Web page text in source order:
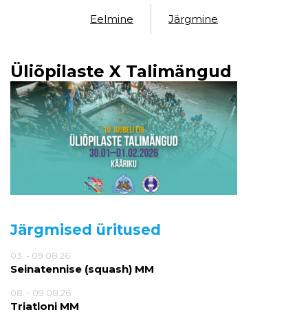
Üliõpilaste X Talimängud
Järgmised üritused
03. - 09.08.26
Seinatennise (squash) MM
08. - 09.08.26
Triatloni MM
Eelmine Järgmine